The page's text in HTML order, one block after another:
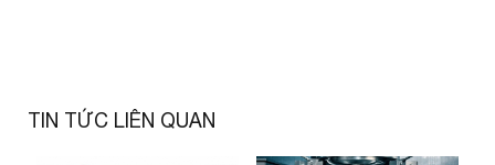
TIN TỨC LIÊN QUAN